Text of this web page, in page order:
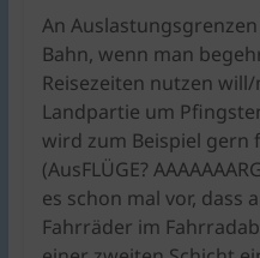
An
Bahn, wenn man
Reisezeiten nutzen
Landpartie um
wird zum Beispiel gern
(AusFLÜGE?
es schon mal vor, dass
Fahrräder im